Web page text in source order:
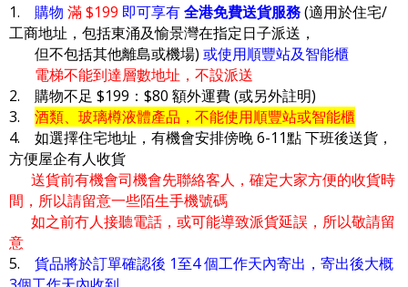
1. 購物 滿 $199 即可享有全港免費送貨服務(適用於住宅/
工商地址，包括東涌及愉景灣在指定日子派送，
但不包括其他離島或機場) 或使用順豐站及智能櫃
電梯不能到達層數地址，不設派送
2. 購物不足 $199：$80 額外運費 (或另外註明)
3. 酒類、玻璃樽液體產品，不能使用順豐站或智能櫃
4. 如選擇住宅地址，有機會安排傍晚 6-11點 下班後送貨，
方便屋企有人收貨
送貨前有機會司機會先聯絡客人，確定大家方便的收貨時
間，所以請留意一些陌生手機號碼
如之前冇人接聽電話，或可能導致派貨延誤，所以敬請留
意
5. 貨品將於訂單確認後 1至4 個工作天內寄出，寄出後大概